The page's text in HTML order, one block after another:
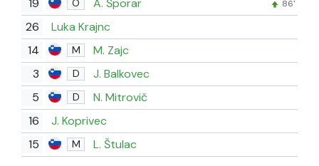
19 O A. Šporar 86'
26
Luka Krajnc
14
M
M. Zajc
3
D
J. Balkovec
5
D
N. Mitrovič
16
J. Koprivec
15
M L. Štulac